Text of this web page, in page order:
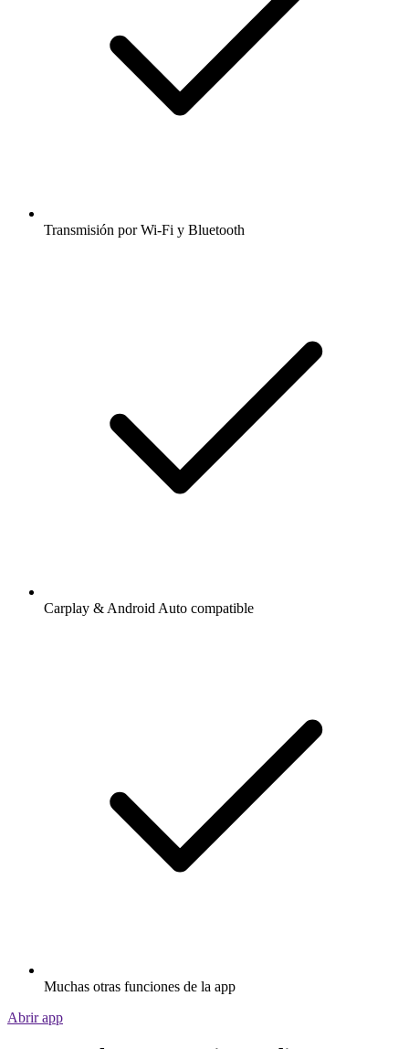
Transmisión por Wi-Fi y Bluetooth
Carplay & Android Auto compatible
Muchas otras funciones de la app
Abrir app